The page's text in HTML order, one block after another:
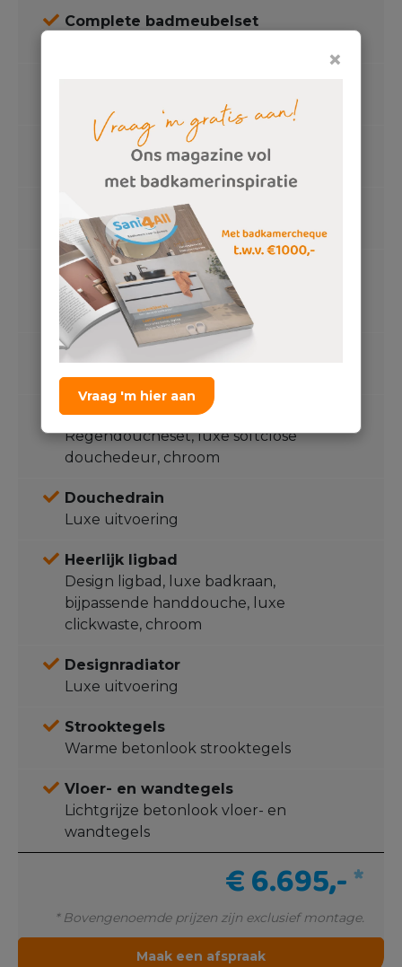
×
Vraag 'm hier aan
Complete badmeubelset
Kunststeen, luxe clickwaste
Bijpassende spiegel
100 cm, ledverlichting
Wastafelkranen
Hoge uitloop, chroom
Complete toiletset
Randloos wandcloset, softclose zitting,
volledig omsloten
Inbouwreservoir
Geberit, met design bedieningspaneel
Luxe douchecombinatie
Regendoucheset, luxe softclose
douchedeur, chroom
Douchedrain
Luxe uitvoering
Heerlijk ligbad
Design ligbad, luxe badkraan,
bijpassende handdouche, luxe
clickwaste, chroom
Designradiator
Luxe uitvoering
Strooktegels
Warme betonlook strooktegels
Vloer- en wandtegels
Lichtgrijze betonlook vloer- en
wandtegels
€ 6.695,-*
* Bovengenoemde prijzen zijn exclusief montage.
Maak een afspraak